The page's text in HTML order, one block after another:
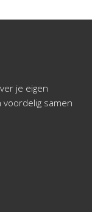
je eigen
samen